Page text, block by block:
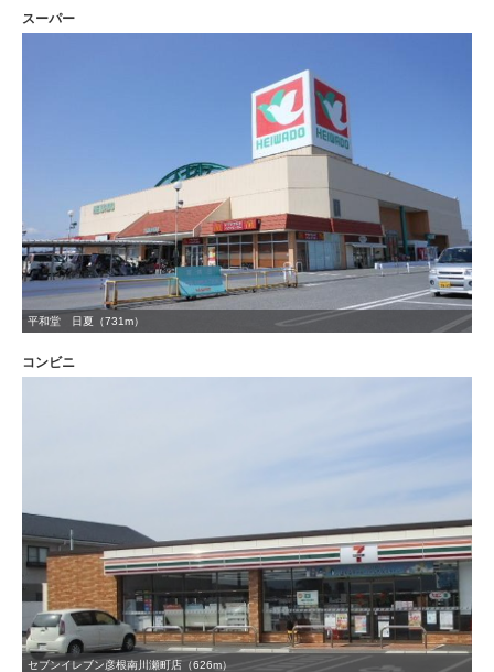
スーパー
平和堂 日夏（731m）
コンビニ
セブンイレブン彦根南川瀬町店（626m）